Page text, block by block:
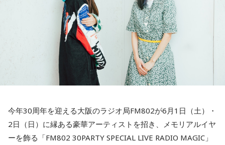
今年30周年を迎える大阪のラジオ局FM802が6月1日（土）・
2日（日）に縁ある豪華アーティストを招き、メモリアルイヤ
ーを飾る「FM802 30PARTY SPECIAL LIVE RADIO MAGIC」